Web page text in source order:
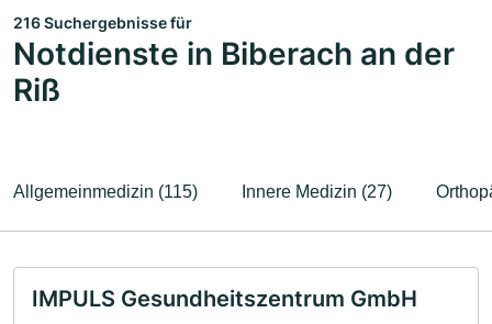
216 Suchergebnisse für
Notdienste in Biberach an der
Riß
Allgemeinmedizin (115) Innere Medizin (27)
IMPULS Gesundheitszentrum GmbH